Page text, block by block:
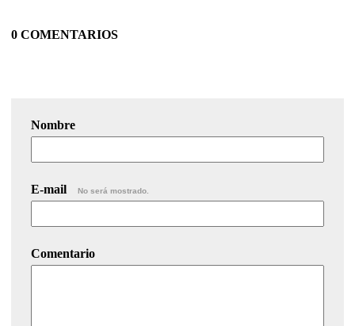
0 COMENTARIOS
Nombre
E-mail No será mostrado.
Comentario